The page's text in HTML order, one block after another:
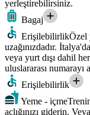
yerleştirebilirsiniz.
Bagaj
ErişilebilirlikÖzel
uzağınızdadır.
veya yurt dışı dahil
uluslararası numarayı
Erişilebilirlik
Yeme - içme
açlığınızı giderin.